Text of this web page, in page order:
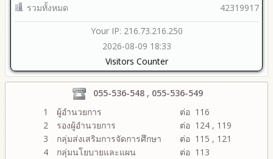
รวมทั้งหมด
42319917
Your IP: 216.73.216.250
2026-08-09 18:33
Visitors Counter
055-536-548 , 055-536-549
1
ผู้อำนวยการ
ต่อ 116
2
รองผู้อำนวยการ
ต่อ 124 , 119
3
กลุ่มส่งเสริมการจัดการศึกษา
ต่อ 115 , 121
4
กลุ่มนโยบายและแผน
ต่อ 113